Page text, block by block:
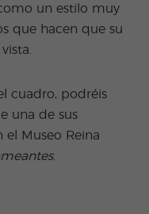
un estilo muy
que hacen que su
cuadro, podréis
una de sus
el Museo Reina
.